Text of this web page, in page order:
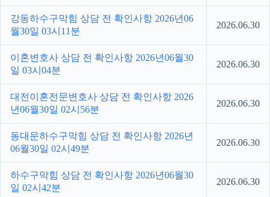
강동하수구막힘 상담 전 확인사항 2026년06
월30일 03시11분
2026.06.30
이혼변호사 상담 전 확인사항 2026년06월30
일 03시04분
2026.06.30
대전이혼전문변호사 상담 전 확인사항 2026
년06월30일 02시56분
2026.06.30
동대문하수구막힘 상담 전 확인사항 2026년
06월30일 02시49분
2026.06.30
하수구막힘 상담 전 확인사항 2026년06월30
일 02시42분
2026.06.30